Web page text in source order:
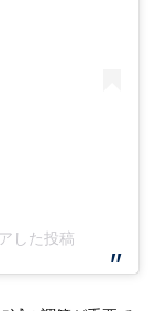
した投稿